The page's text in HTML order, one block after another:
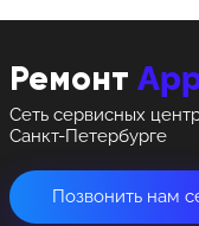
Ремонт
Сеть сервисных
Санкт-Петербурге
Позвонить нам